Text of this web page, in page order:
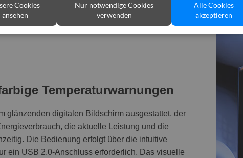
Temperaturwarnungen
glänzenden digitalen Bildschirm ausgestattet, der
die aktuelle Leistung und die
Die Bedienung erfolgt über die intuitive
ein USB 2.0-Anschluss erforderlich. Das visuelle
Alle Cookies
akzeptieren
Nur notwendige Cookies
verwenden
Cookies
ansehen